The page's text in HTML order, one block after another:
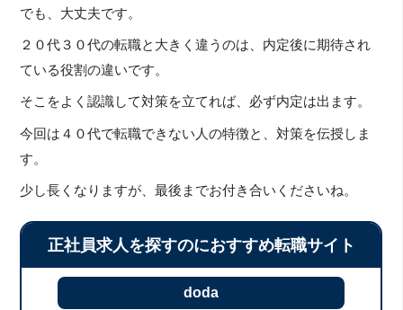
でも、大丈夫です。
２０代３０代の転職と大きく違うのは、内定後に期待され
ている役割の違いです。
そこをよく認識して対策を立てれば、必ず内定は出ます。
今回は４０代で転職できない人の特徴と、対策を伝授しま
す。
少し長くなりますが、最後までお付き合いくださいね。
正社員求人を探すのにおすすめ転職サイト
doda